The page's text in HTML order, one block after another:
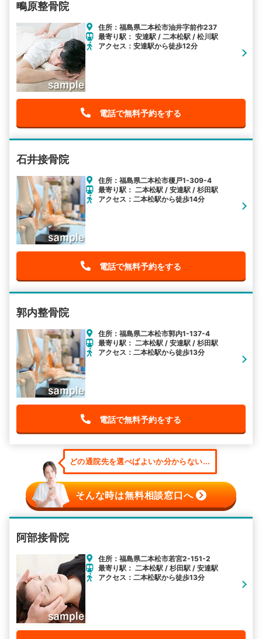
鴫原整骨院
住所：福島県二本松市油井字前作237
最寄り駅： 安達駅 / 二本松駅 / 松川駅
アクセス：安達駅から徒歩12分
電話で無料予約をする
石井接骨院
住所：福島県二本松市榎戸1-309-4
最寄り駅： 二本松駅 / 安達駅 / 杉田駅
アクセス：二本松駅から徒歩14分
電話で無料予約をする
郭内整骨院
住所：福島県二本松市郭内1-137-4
最寄り駅： 二本松駅 / 安達駅 / 杉田駅
アクセス：二本松駅から徒歩13分
電話で無料予約をする
どの通院先を選べばよいか分からない...
そんな時は無料相談窓口へ
阿部接骨院
住所：福島県二本松市若宮2-151-2
最寄り駅： 二本松駅 / 杉田駅 / 安達駅
アクセス：二本松駅から徒歩13分